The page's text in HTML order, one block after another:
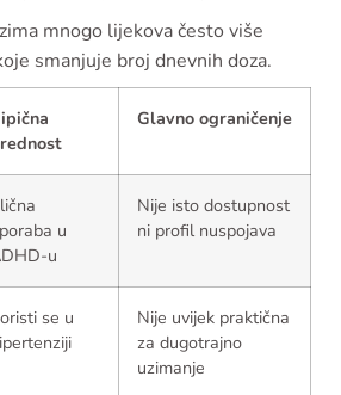
mnogo lijekova često više
smanjuje broj dnevnih doza.
Glavno ograničenje
u
u
Nije isto dostupnost
ni profil nuspojava
se u
Nije uvijek praktična
za dugotrajno
uzimanje